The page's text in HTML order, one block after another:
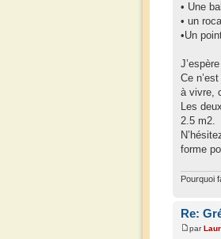
• Une
• un
•Un
Ce
à vivre,
Les
2.5 m2.
forme
Pourquoi
Re:
par